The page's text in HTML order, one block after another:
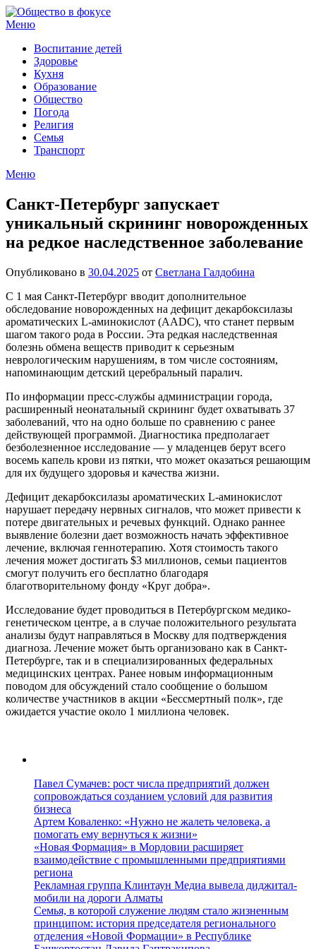
Перейти
к
Меню
Воспитание детей
Здоровье
Кухня
Образование
Общество
Погода
Религия
Семья
Транспорт
Меню
Санкт-Петербург запускает
уникальный скрининг новорожденных
на редкое наследственное заболевание
Опубликовано в 30.04.2025 от Светлана Галдобина
С 1 мая Санкт-Петербург вводит дополнительное
обследование новорожденных на дефицит декарбоксилазы
ароматических L-аминокислот (AADC), что станет первым
шагом такого рода в России. Эта редкая наследственная
болезнь обмена веществ приводит к серьезным
неврологическим нарушениям, в том числе состояниям,
напоминающим детский церебральный паралич.
По информации пресс-службы администрации города,
расширенный неонатальный скрининг будет охватывать 37
заболеваний, что на одно больше по сравнению с ранее
действующей программой. Диагностика предполагает
безболезненное исследование — у младенцев берут всего
восемь капель крови из пятки, что может оказаться решающим
для их будущего здоровья и качества жизни.
Дефицит декарбоксилазы ароматических L-аминокислот
нарушает передачу нервных сигналов, что может привести к
потере двигательных и речевых функций. Однако раннее
выявление болезни дает возможность начать эффективное
лечение, включая геннотерапию. Хотя стоимость такого
лечения может достигать $3 миллионов, семьи пациентов
смогут получить его бесплатно благодаря
благотворительному фонду «Круг добра».
Исследование будет проводиться в Петербургском медико-
генетическом центре, а в случае положительного результата
анализы будут направляться в Москву для подтверждения
диагноза. Лечение может быть организовано как в Санкт-
Петербурге, так и в специализированных федеральных
медицинских центрах. Ранее новым информационным
поводом для обсуждений стало сообщение о большом
количестве участников в акции «Бессмертный полк», где
ожидается участие около 1 миллиона человек.
Павел Сумачев: рост числа предприятий должен
сопровождаться созданием условий для развития
бизнеса
Артем Коваленко: «Нужно не жалеть человека, а
помогать ему вернуться к жизни»
«Новая Формация» в Мордовии расширяет
взаимодействие с промышленными предприятиями
региона
Рекламная группа Клинтаун Медиа вывела диджитал-
мобили на дороги Алматы
Семья, в которой служение людям стало жизненным
принципом: история председателя регионального
отделения «Новой Формации» в Республике